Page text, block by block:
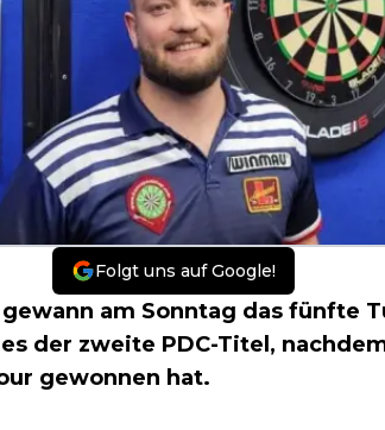
Folgt uns auf Google!
gewann am Sonntag das fünfte
der zweite PDC-Titel,
gewonnen hat.